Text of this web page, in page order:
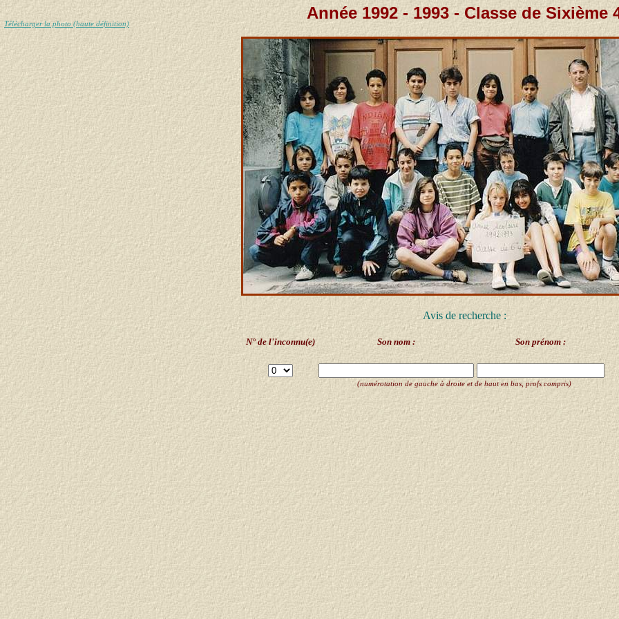
Télécharger la photo (haute définition)
Année 1992 - 1993 - Classe de Sixième
Avis de recherche :
N° de l'inconnu(e) Son nom : Son prénom :
(numérotation de gauche à droite et de haut en bas, profs compris)